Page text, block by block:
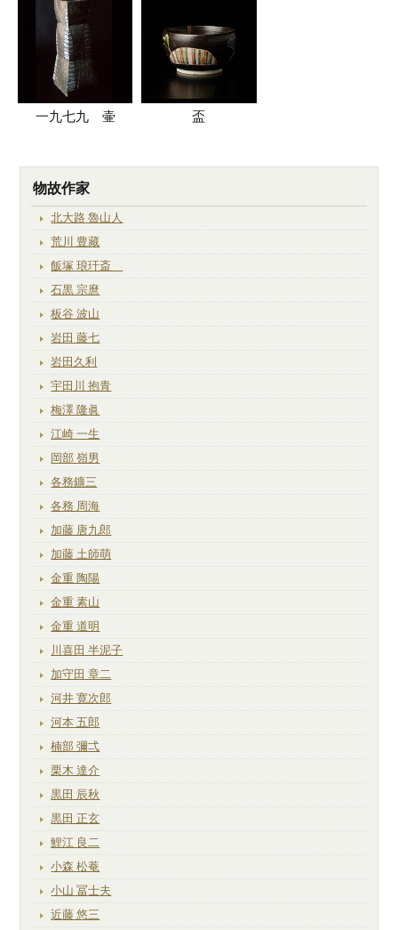
一九七九 壷 盃
物故作家
北大路 魯山人
荒川 豊藏
飯塚 琅玕斎
石黒 宗麿
板谷 波山
岩田 藤七
岩田久利
宇田川 抱青
梅澤 隆眞
江崎 一生
岡部 嶺男
各務鑛三
各務 周海
加藤 唐九郎
加藤 土師萌
金重 陶陽
金重 素山
金重 道明
川喜田 半泥子
加守田 章二
河井 寛次郎
河本 五郎
楠部 彌弌
栗木 達介
黒田 辰秋
黒田 正玄
鯉江 良二
小森 松菴
小山 冨士夫
近藤 悠三